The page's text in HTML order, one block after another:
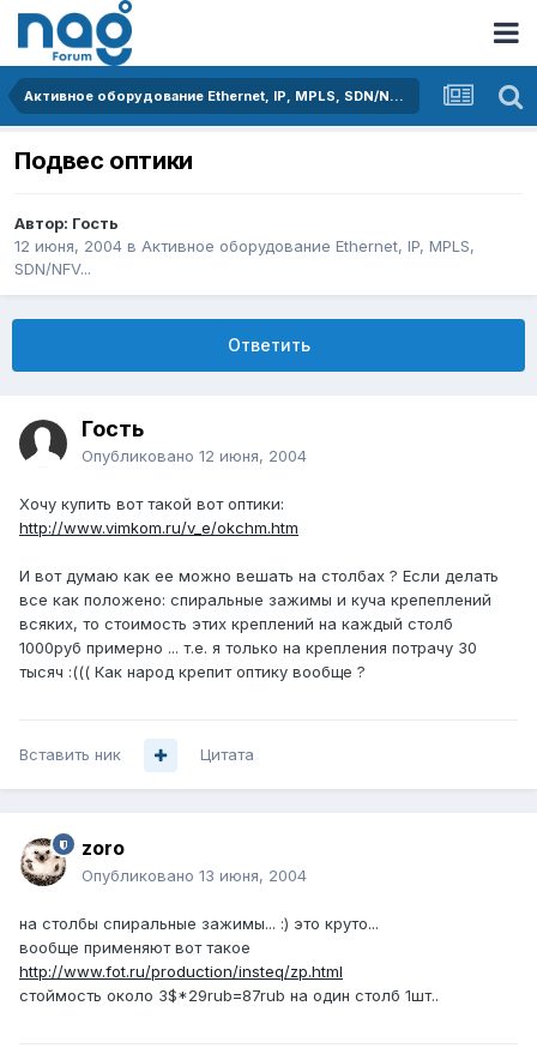
Активное оборудование Ethernet, IP, MPLS, SDN/NFV...
Подвес оптики
Автор: Гость
12 июня, 2004 в Активное оборудование Ethernet, IP, MPLS,
SDN/NFV...
Ответить
Гость
Опубликовано 12 июня, 2004
Хочу купить вот такой вот оптики:
http://www.vimkom.ru/v_e/okchm.htm
И вот думаю как ее можно вешать на столбах ? Если делать
все как положено: спиральные зажимы и куча крепеплений
всяких, то стоимость этих креплений на каждый столб
1000руб примерно ... т.е. я только на крепления потрачу 30
тысяч :((( Как народ крепит оптику вообще ?
Вставить ник Цитата
zoro
Опубликовано 13 июня, 2004
на столбы спиральные зажимы... :) это круто...
вообще применяют вот такое
http://www.fot.ru/production/insteq/zp.html
стоймость около 3$*29rub=87rub на один столб 1шт..